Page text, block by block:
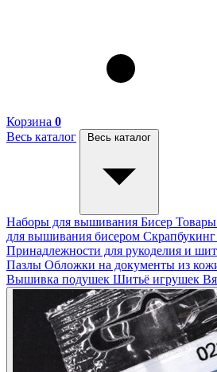
Корзина 0
Весь каталог
Весь каталог
Наборы для вышивания Бисер
для вышивания бисером Скрапбукинг
Принадлежности для рукоделия и
Пазлы Обложки на документы из
Вышивка подушек Шитьё игрушек